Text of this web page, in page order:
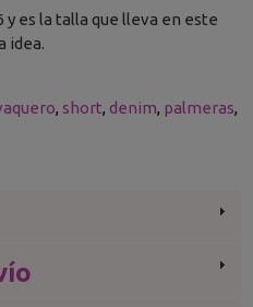
es la talla que lleva en este
idea.
short denim palmeras